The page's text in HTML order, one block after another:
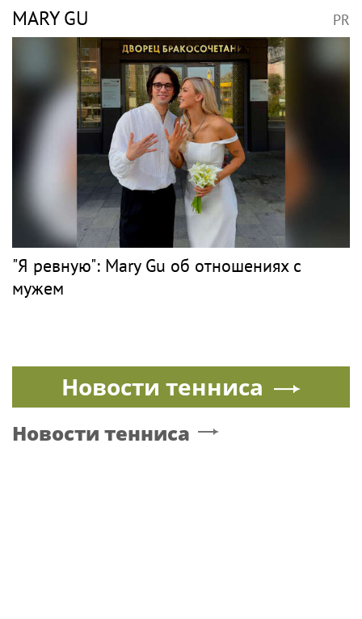
MARY GU PR
"Я ревную": Mary Gu об отношениях с
мужем
Новости тенниса
Новости тенниса